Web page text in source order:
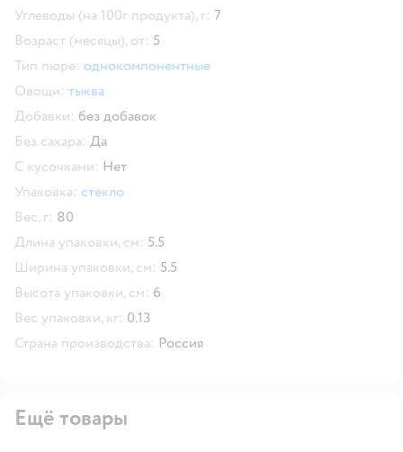
Углеводы (на 100г продукта), г: 7
Возраст (месяцы), от: 5
Тип пюре: однокомпонентные
Овощи: тыква
Добавки: без добавок
Без сахара: Да
С кусочками: Нет
Упаковка: стекло
Вес, г: 80
Длина упаковки, см: 5.5
Ширина упаковки, см: 5.5
Высота упаковки, см: 6
Вес упаковки, кг: 0.13
Страна производства: Россия
Ещё товары